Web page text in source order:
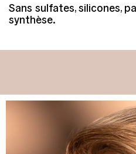
Sans sulfates, silicones,
synthèse.